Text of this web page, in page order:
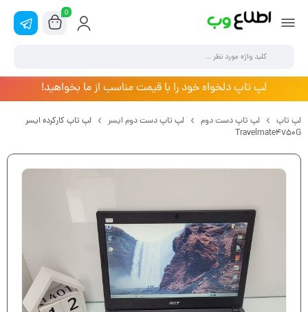
0
لپ تاپ دلخواه خود را با قیمت مناسب از ما بخواهید!
لپ تاپ لپ تاپ دست دوم لپ تاپ دست دوم ایسر
لپ تاپ کارکرده ایسر
Travelmate4750G